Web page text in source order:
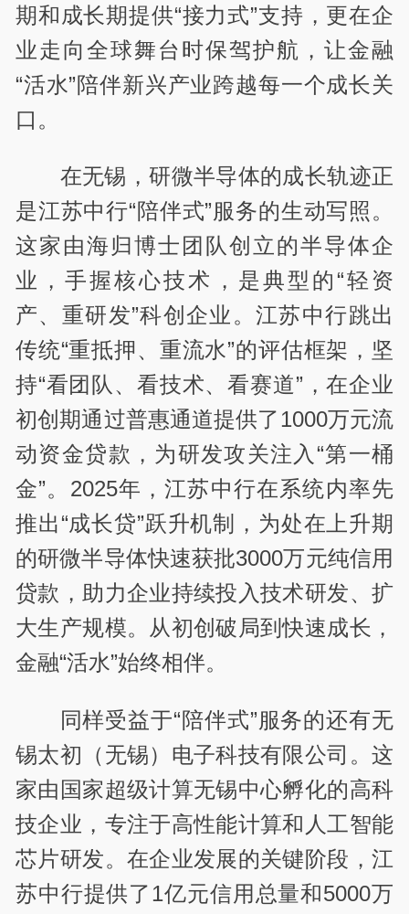
期和成长期提供“接力式”支持，更在企
业走向全球舞台时保驾护航，让金融
“活水”陪伴新兴产业跨越每一个成长关
口。
在无锡，研微半导体的成长轨迹正
是江苏中行“陪伴式”服务的生动写照。
这家由海归博士团队创立的半导体企
业，手握核心技术，是典型的“轻资
产、重研发”科创企业。江苏中行跳出
传统“重抵押、重流水”的评估框架，坚
持“看团队、看技术、看赛道”，在企业
初创期通过普惠通道提供了1000万元流
动资金贷款，为研发攻关注入“第一桶
金”。2025年，江苏中行在系统内率先
推出“成长贷”跃升机制，为处在上升期
的研微半导体快速获批3000万元纯信用
贷款，助力企业持续投入技术研发、扩
大生产规模。从初创破局到快速成长，
金融“活水”始终相伴。
同样受益于“陪伴式”服务的还有无
锡太初（无锡）电子科技有限公司。这
家由国家超级计算无锡中心孵化的高科
技企业，专注于高性能计算和人工智能
芯片研发。在企业发展的关键阶段，江
苏中行提供了1亿元信用总量和5000万